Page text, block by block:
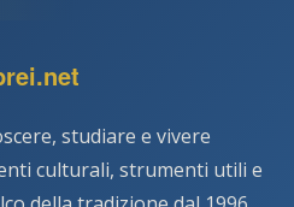
studiare e vivere
culturali, strumenti utili e